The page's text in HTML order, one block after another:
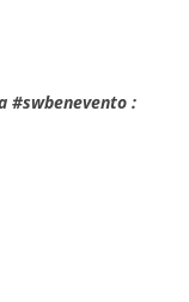
#swbenevento :